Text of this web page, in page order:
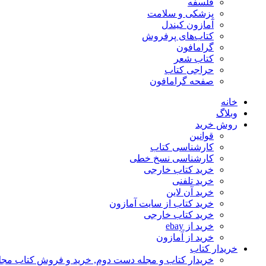
فلسفه
پزشکی و سلامت
آمازون کیندل
کتاب‌های پرفروش
گرامافون
کتاب شعر
حراجی کتاب
صفحه گرامافون
خانه
وبلاگ
روش خرید
قوانین
کارشناسی کتاب
کارشناسی نسخ خطی
خرید کتاب خارجی
خرید تلفنی
خرید آن لاین
خرید کتاب از سایت آمازون
خرید کتاب خارجی
خرید از ebay
خرید از آمازون
خریدار کتاب
خریدار کتاب و مجله دست دوم, خرید و فروش کتاب